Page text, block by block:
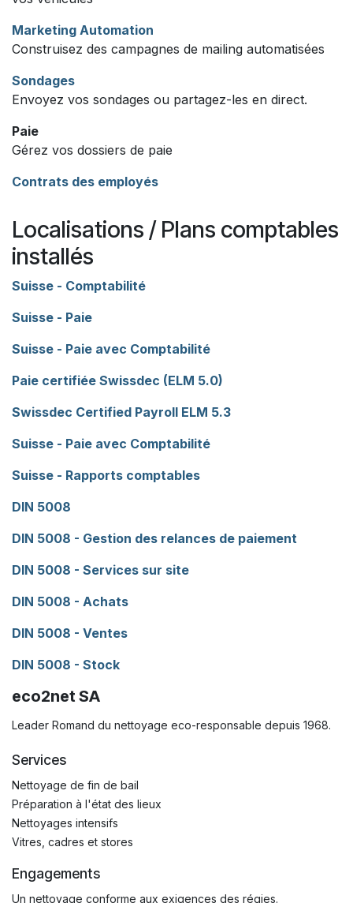
Marketing Automation
Construisez des campagnes de mailing automatisées
Sondages
Envoyez vos sondages ou partagez-les en direct.
Paie
Gérez vos dossiers de paie
Contrats des employés
Localisations / Plans comptables
installés
Suisse - Comptabilité
Suisse - Paie
Suisse - Paie avec Comptabilité
Paie certifiée Swissdec (ELM 5.0)
Swissdec Certified Payroll ELM 5.3
Suisse - Paie avec Comptabilité
Suisse - Rapports comptables
DIN 5008
DIN 5008 - Gestion des relances de paiement
DIN 5008 - Services sur site
DIN 5008 - Achats
DIN 5008 - Ventes
DIN 5008 - Stock
eco2net SA
Leader Romand du nettoyage eco-responsable depuis 1968.
Services
Nettoyage de fin de bail
Préparation à l'état des lieux
Nettoyages intensifs
Vitres, cadres et stores
Engagements
Un nettoyage conforme aux exigences des régies.